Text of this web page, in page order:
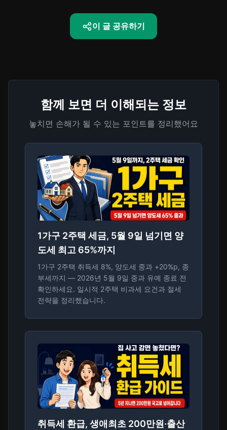
이 글 공유하기
함께 보면 더 이해되는 정보
놓치면 손해가 될 수 있는 포인트를 정리했어요
1가구 2주택 세금, 5월 9일 넘기면 양
도세 최고 65%까지
1가구 2주택 취득세 8%, 양도세 중과 +20%p, 종
부세까지 — 2026년 5월 9일 중과 유예 종료 전
확인하세요. 일시적 2주택 비과세 요건과 절세
전략을 정리했습니다.
취득세 환급, 생애최초 200만원·출산